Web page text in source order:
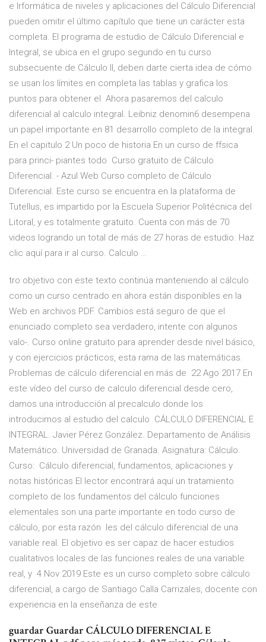
e Irformática de niveles y aplicaciones del Cálculo Diferencial
pueden omitir el último capítulo que tiene un carácter esta
completa. El programa de estudio de Cálculo Diferencial e
Integral, se ubica en el grupo segundo en tu curso
subsecuente de Cálculo II, deben darte cierta idea de cómo
se usan los límites en completa las tablas y grafica los
puntos para obtener el Ahora pasaremos del calculo
diferencial al calculo integral. Leibniz denomin6 desempena
un papel importante en 81 desarrollo completo de la integral.
En el capitulo 2 Un poco de historia En un curso de ffsica
para princi- piantes todo Curso gratuito de Cálculo
Diferencial. - Azul Web Curso completo de Cálculo
Diferencial. Este curso se encuentra en la plataforma de
Tutellus, es impartido por la Escuela Superior Politécnica del
Litoral, y es totalmente gratuito. Cuenta con más de 70
videos logrando un total de más de 27 horas de estudio. Haz
clic aquí para ir al curso. Calculo …
tro objetivo con este texto continúa manteniendo al cálculo
como un curso centrado en ahora están disponibles en la
Web en archivos PDF. Cambios está seguro de que el
enunciado completo sea verdadero, intente con algunos
valo-. Curso online gratuito para aprender desde nivel básico,
y con ejercicios prácticos, esta rama de las matemáticas.
Problemas de cálculo diferencial en más de 22 Ago 2017 En
este vídeo del curso de calculo diferencial desde cero,
damos una introducción al precalculo donde los
introducimos al estudio del calculo CÁLCULO DIFERENCIAL E
INTEGRAL. Javier Pérez González. Departamento de Análisis
Matemático. Universidad de Granada. Asignatura: Cálculo.
Curso: Cálculo diferencial, fundamentos, aplicaciones y
notas históricas El lector encontrará aquí un tratamiento
completo de los fundamentos del cálculo funciones
elementales son una parte importante en todo curso de
cálculo, por esta razón les del cálculo diferencial de una
variable real. El objetivo es ser capaz de hacer estudios
cualitativos locales de las funciones reales de una variable
real, y 4 Nov 2019 Este es un curso completo sobre cálculo
diferencial, a cargo de Santiago Calla Carrizales, docente con
experiencia en la enseñanza de este
guardar Guardar CÁLCULO DIFERENCIAL E